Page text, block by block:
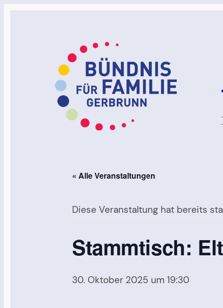
« Alle Veranstaltungen
Diese Veranstaltung hat bereits
Stammtisch:
30. Oktober 2025 um 19:30